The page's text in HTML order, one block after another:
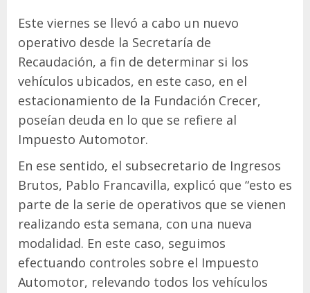
Este viernes se llevó a cabo un nuevo
operativo desde la Secretaría de
Recaudación, a fin de determinar si los
vehículos ubicados, en este caso, en el
estacionamiento de la Fundación Crecer,
poseían deuda en lo que se refiere al
Impuesto Automotor.
En ese sentido, el subsecretario de Ingresos
Brutos, Pablo Francavilla, explicó que “esto es
parte de la serie de operativos que se vienen
realizando esta semana, con una nueva
modalidad. En este caso, seguimos
efectuando controles sobre el Impuesto
Automotor, relevando todos los vehículos